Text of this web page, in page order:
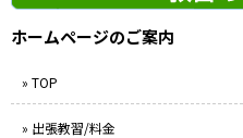
ホームページのご案内
» TOP
» 出張教習/料金